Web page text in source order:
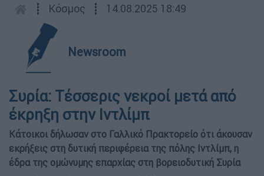
┋ Κόσμος ┋ 14.08.2025 18:49
Newsroom
Συρία: Τέσσερις νεκροί μετά από
έκρηξη στην Ιντλίμπ
Κάτοικοι δήλωσαν στο Γαλλικό Πρακτορείο ότι άκουσαν
εκρήξεις στη δυτική περιφέρεια της πόλης Ιντλίμπ, η
έδρα της ομώνυμης επαρχίας στη βορειοδυτική Συρία